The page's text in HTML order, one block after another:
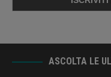
ASCOLTA LE